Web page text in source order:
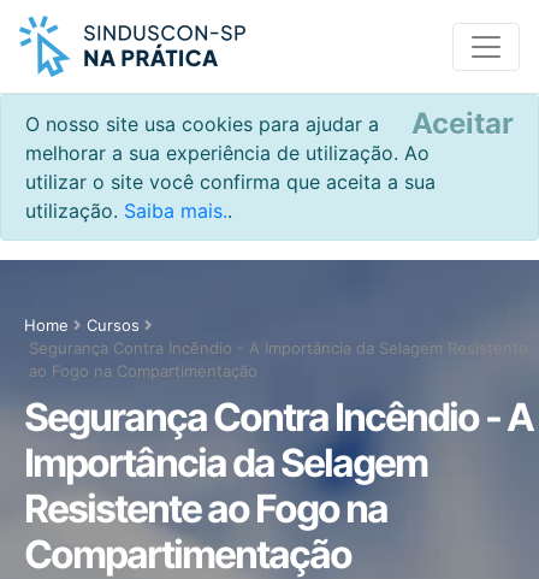
O nosso site usa cookies para ajudar a
melhorar a sua experiência de utilização. Ao
utilizar o site você confirma que aceita a sua
utilização. Saiba mais..
Aceitar
Home
Cursos
Segurança Contra Incêndio - A Importância da Selagem Resistente
ao Fogo na Compartimentação
Segurança Contra Incêndio - A
Importância da Selagem
Resistente ao Fogo na
Compartimentação